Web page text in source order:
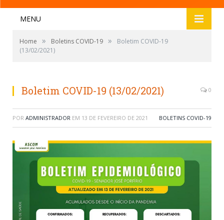
MENU
Home » Boletins COVID-19 »
Boletim COVID-19
(13/02/2021)
Boletim COVID-19 (13/02/2021) 0
POR ADMINISTRADOR EM 13 DE FEVEREIRO DE 2021 BOLETINS COVID-19